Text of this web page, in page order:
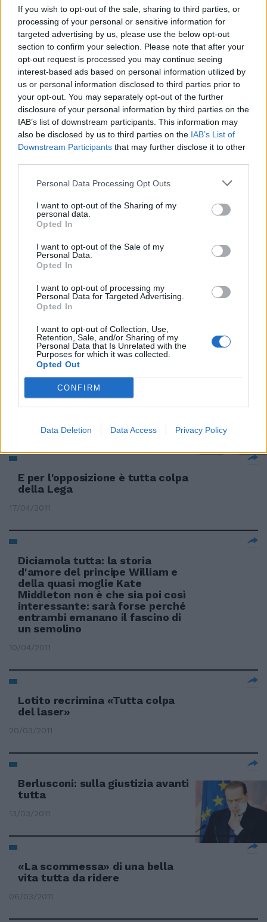
If you wish to opt-out of the sale, sharing to third parties, or
processing of your personal or sensitive information for
targeted advertising by us, please use the below opt-out
section to confirm your selection. Please note that after your
opt-out request is processed you may continue seeing
interest-based ads based on personal information utilized by
us or personal information disclosed to third parties prior to
your opt-out. You may separately opt-out of the further
disclosure of your personal information by third parties on the
IAB’s list of downstream participants. This information may
also be disclosed by us to third parties on the IAB’s List of
Downstream Participants that may further disclose it to other
Personal Data Processing Opt Outs
I want to opt-out of the Sharing of my
personal data.
Opted In
I want to opt-out of the Sale of my
Personal Data.
Opted In
I want to opt-out of processing my
Personal Data for Targeted Advertising.
Opted In
I want to opt-out of Collection, Use,
Retention, Sale, and/or Sharing of my
Personal Data that Is Unrelated with the
Purposes for which it was collected.
Opted Out
CONFIRM
Data Deletion Data Access Privacy Policy
Spillatura, degustazione e show
Parte la crociera a tutta birra
08/05/2011
L'invasione pacifica di Roma del
popolo di Wojtyla Canti e
Flusso di devoti tutta la notte
30/04/2011
Avanti tutta con il decreto per lo
24/04/2011
Tutta colpa di Berlusconi e
naturalmente di Israele
E per l'opposizione è tutta colpa
della Lega
17/04/2011
Diciamola tutta: la storia
d'amore del principe William e
della quasi moglie Kate
Middleton non è che sia poi così
interessante: sarà forse perché
entrambi emanano il fascino di
un semolino
10/04/2011
Lotito recrimina «Tutta colpa
del laser»
20/03/2011
Berlusconi: sulla giustizia avanti
tutta
13/03/2011
«La scommessa» di una bella
vita tutta da ridere
06/03/2011